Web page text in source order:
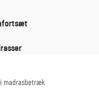
madrasbetræk